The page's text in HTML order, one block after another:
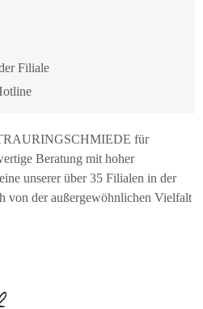
Filiale
TRAURINGSCHMIEDE für
Beratung mit hoher
unserer über 35 Filialen in der
von der außergewöhnlichen Vielfalt